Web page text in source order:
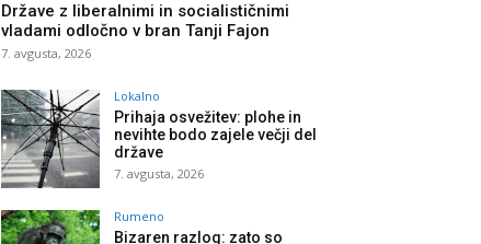
Države z liberalnimi in socialističnimi
vladami odločno v bran Tanji Fajon
7. avgusta, 2026
Lokalno
Prihaja osvežitev: plohe in
nevihte bodo zajele večji del
države
7. avgusta, 2026
Rumeno
Bizaren razlog: zato so